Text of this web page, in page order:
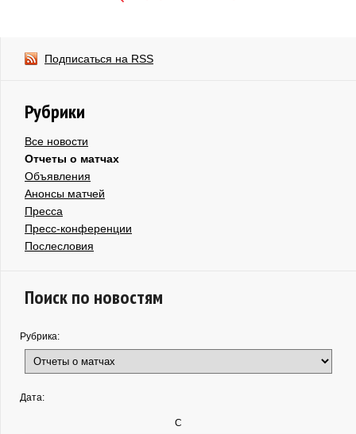
Подписаться на RSS
Рубрики
Все новости
Отчеты о матчах
Объявления
Анонсы матчей
Пресса
Пресс-конференции
Послесловия
Поиск по новостям
Рубрика:
Дата:
С